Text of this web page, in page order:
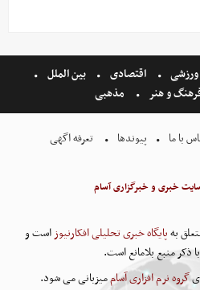
ورزشی اقتصادی
بین الملل
و هنر مذهبی
با ما پیوندها تعرفه اگهی
خبری و خبرگزاری آسام
بهپایگاه خبری تحلیلی افکارنیوزاست و
ذکر منبع بلامانع است.
گروه نرم افزاری آساممیزبانی می شود.